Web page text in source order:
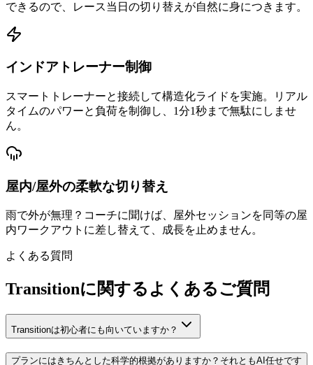
できるので、レース当日の切り替えが自然に身につきます。
インドアトレーナー制御
スマートトレーナーと接続して構造化ライドを実施。リアル
タイムのパワーと負荷を制御し、1分1秒まで無駄にしませ
ん。
屋内/屋外の柔軟な切り替え
雨で外が無理？コーチに聞けば、屋外セッションを同等の屋
内ワークアウトに差し替えて、成長を止めません。
よくある質問
Transitionに関するよくあるご質問
Transitionは初心者にも向いていますか？
プランにはきちんとした科学的根拠がありますか？それともAI任せです